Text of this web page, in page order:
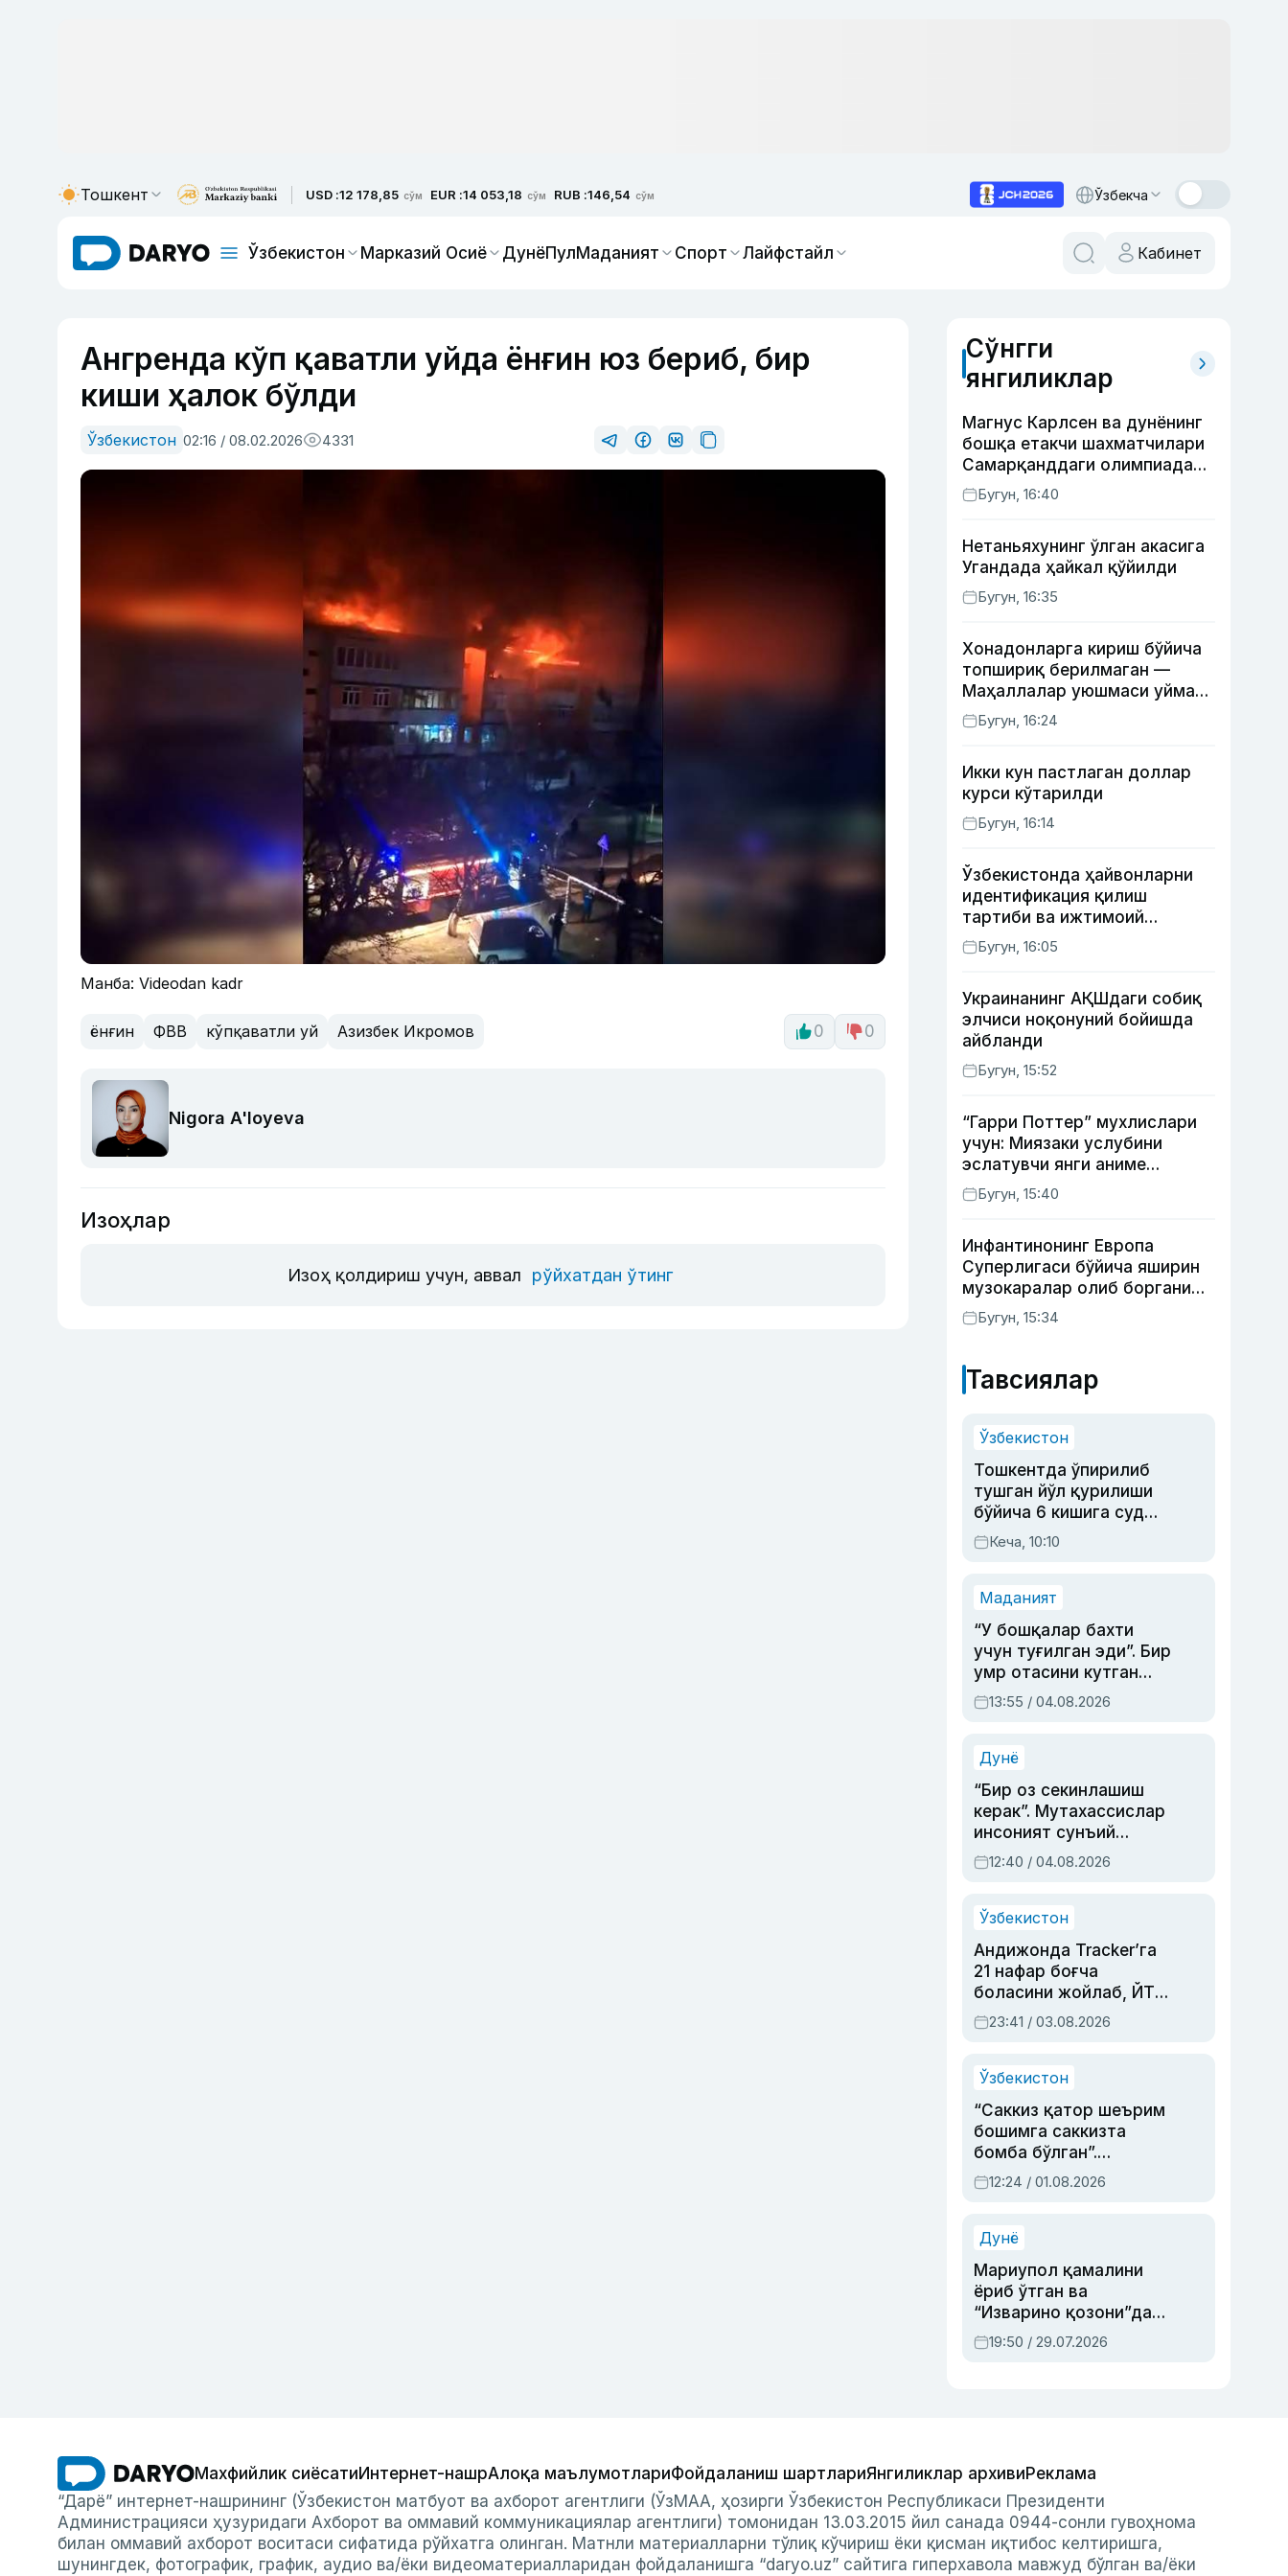
Тошкент USD :12 178,85 сўм EUR :14 053,18 сўм RUB :146,54 сўм Ўзбекча
Ўзбекистон Марказий Осиё ДунёПулМаданият Спорт Лайфстайл Кабинет
Ангренда кўп қаватли уйда ёнғин юз бериб, бир
киши ҳалок бўлди
Ўзбекистон 02:16 / 08.02.2026 4331
Манба: Videodan kadr
ёнғин ФВВ кўпқаватли уй Азизбек Икромов 0 0
Nigora A'loyeva
Изоҳлар
Изоҳ қолдириш учун, аввал рўйхатдан ўтинг
Сўнгги
янгиликлар
Магнус Карлсен ва дунёнинг
бошқа етакчи шахматчилари
Самарқанддаги олимпиадани
ўтказиб юборади
Бугун, 16:40
Нетаньяхунинг ўлган акасига
Угандада ҳайкал қўйилди
Бугун, 16:35
Хонадонларга кириш бўйича
топшириқ берилмаган —
Маҳаллалар уюшмаси уйма-
уй юрган масъуллар ҳақида
Бугун, 16:24
Икки кун пастлаган доллар
курси кўтарилди
Бугун, 16:14
Ўзбекистонда ҳайвонларни
идентификация қилиш
тартиби ва ижтимоий
тармоқлардаги фейк
хабарларга изоҳ берилди
Бугун, 16:05
Украинанинг АҚШдаги собиқ
элчиси ноқонуний бойишда
айбланди
Бугун, 15:52
“Гарри Поттер” мухлислари
учун: Миязаки услубини
эслатувчи янги аниме
томошабинлар эътиборини
қозонмоқда
Бугун, 15:40
Инфантинонинг Европа
Суперлигаси бўйича яширин
музокаралар олиб боргани
фош бўлди
Бугун, 15:34
Тавсиялар
Ўзбекистон
Тошкентда ўпирилиб
тушган йўл қурилиши
бўйича 6 кишига суд
ҳукми ўқилди
Кеча, 10:10
Маданият
“У бошқалар бахти
учун туғилган эди”. Бир
умр отасини кутган
актриса ва дубльяж
устаси Римма
синовларга тўла ҳаёти
13:55 / 04.08.2026
Дунё
“Бир оз секинлашиш
керак”. Мутахассислар
инсоният сунъий
интеллектни бошқара
олмай қолишидан
12:40 / 04.08.2026
Ўзбекистон
Андижонда Tracker’га
21 нафар боғча
боласини жойлаб, ЙТҲ
содир этган аёлга суд
ҳукми ўқилди
23:41 / 03.08.2026
Ўзбекистон
“Саккиз қатор шеърим
бошимга саккизта
бомба бўлган”.
Абдулла Ориповни
сиёсий айбловлардан
12:24 / 01.08.2026
Дунё
Мариупол қамалини
ёриб ўтган ва
“Изварино қозони”дан
чиққан қаҳрамон —
Украина армияси бош
19:50 / 29.07.2026
Махфийлик сиёсатиИнтернет-нашрАлоқа маълумотлариФойдаланиш шартлариЯнгиликлар архивиРеклама
“Дарё” интернет-нашрининг (Ўзбекистон матбуот ва ахборот агентлиги (ЎзМАА, ҳозирги Ўзбекистон Республикаси Президенти
Администрацияси ҳузуридаги Ахборот ва оммавий коммуникациялар агентлиги) томонидан 13.03.2015 йил санада 0944-сонли гувоҳнома
билан оммавий ахборот воситаси сифатида рўйхатга олинган. Матнли материалларни тўлиқ кўчириш ёки қисман иқтибос келтиришга,
шунингдек, фотографик, график, аудио ва/ёки видеоматериалларидан фойдаланишга “daryo.uz” сайтига гиперхавола мавжуд бўлган ва/ёки